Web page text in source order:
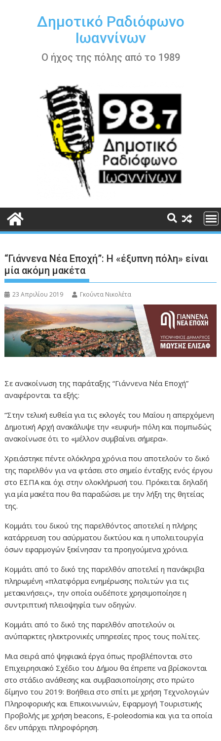
περιεχόμενοΔημοτικό Ραδιόφωνο
Ιωαννίνων
Ο ήχος της πόλης από το 1989
“Γιάννενα Νέα Εποχή”: Η «έξυπνη πόλη» είναι
μία ακόμη μακέτα
23 Απριλίου 2019 Γκούντα Νικολέτα
Σε ανακοίνωση της παράταξης “Γιάννενα Νέα Εποχή”
αναφέρονται τα εξής:
“Στην τελική ευθεία για τις εκλογές του Μαΐου η απερχόμενη
Δημοτική Αρχή ανακάλυψε την «ευφυή» πόλη και πομπωδώς
ανακοίνωσε ότι το «μέλλον συμβαίνει σήμερα».
Χρειάστηκε πέντε ολόκληρα χρόνια που αποτελούν το δικό
της παρελθόν για να φτάσει στο σημείο ένταξης ενός έργου
στο ΕΣΠΑ και όχι στην ολοκλήρωσή του. Πρόκειται δηλαδή
για μία μακέτα που θα παραδώσει με την λήξη της θητείας
της.
Κομμάτι του δικού της παρελθόντος αποτελεί η πλήρης
κατάρρευση του ασύρματου δικτύου και η υπολειτουργία
όσων εφαρμογών ξεκίνησαν τα προηγούμενα χρόνια.
Κομμάτι από το δικό της παρελθόν αποτελεί η πανάκριβα
πληρωμένη «πλατφόρμα ενημέρωσης πολιτών για τις
μετακινήσεις», την οποία ουδέποτε χρησιμοποίησε η
συντριπτική πλειοψηφία των οδηγών.
Κομμάτι από το δικό της παρελθόν αποτελούν οι
ανύπαρκτες ηλεκτρονικές υπηρεσίες προς τους πολίτες.
Μια σειρά από ψηφιακά έργα όπως προβλέπονται στο
Επιχειρησιακό Σχέδιο του Δήμου θα έπρεπε να βρίσκονται
στο στάδιο ανάθεσης και συμβασιοποίησης στο πρώτο
δίμηνο του 2019: Βοήθεια στο σπίτι με χρήση Τεχνολογιών
Πληροφορικής και Επικοινωνιών, Εφαρμογή Τουριστικής
Προβολής με χρήση beacons, E-poleodomia και για τα οποία
δεν υπάρχει πληροφόρηση.